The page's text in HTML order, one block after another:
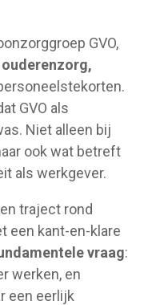
GVO,
ouderenzorg,
GVO als
Niet alleen bij
ook wat betreft
als werkgever.
traject rond
een kant-en-klare
vraag:
werken, en
een eerlijk